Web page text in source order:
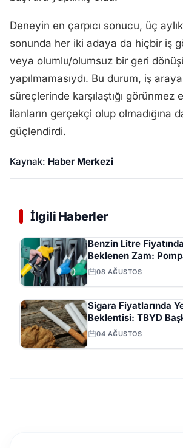
Deneyin en çarpıcı sonucu, üç
sonunda her iki adaya da hiçbir iş
veya olumlu/olumsuz bir geri
yapılmamasıydı. Bu durum, iş
süreçlerinde karşılaştığı görünmez
ilanların gerçekçi olup olmadığına
güçlendirdi.
Kaynak: Haber Merkezi
İlgili Haberler
Benzin Litre
Beklenen Zam:
Yansıyacak?
08 AĞUSTOS
Sigara Fiyatlarında
Beklentisi: TBYD
Ayını İşaret Etti
04 AĞUSTOS